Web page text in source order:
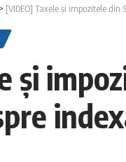
> [VIDEO] Taxele și impozitele din
și